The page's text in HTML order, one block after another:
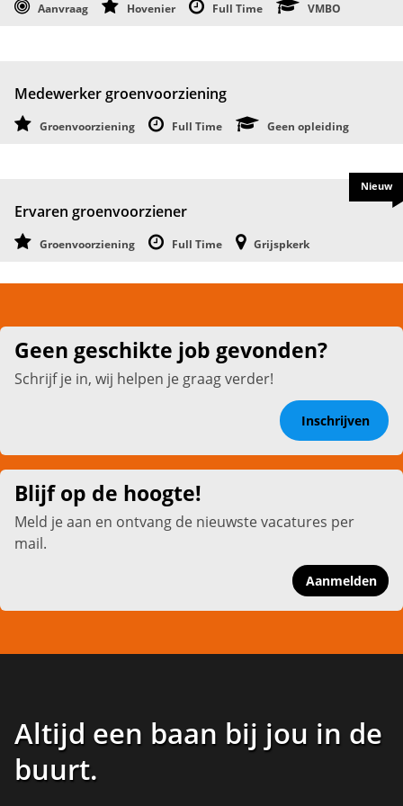
Aanvraag Hovenier Full Time VMBO
Medewerker groenvoorziening
Groenvoorziening Full Time Geen opleiding
Ervaren groenvoorziener
Groenvoorziening Full Time Grijspkerk
Nieuw
Geen geschikte job gevonden?
Schrijf je in, wij helpen je graag verder!
Inschrijven
Blijf op de hoogte!
Meld je aan en ontvang de nieuwste vacatures per
mail.
Aanmelden
Altijd een baan bij jou in de
buurt.